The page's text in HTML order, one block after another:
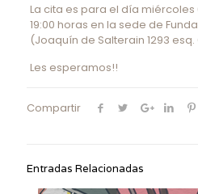
La cita es para el día
19:00 horas en la sede de
(Joaquín de Salterain 1293 esq.
Les esperamos!!
Compartir
Entradas Relacionadas